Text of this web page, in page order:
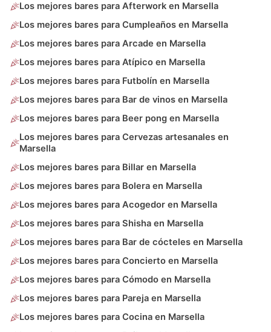
Los mejores bares para Afterwork en Marsella
Los mejores bares para Cumpleaños en Marsella
Los mejores bares para Arcade en Marsella
Los mejores bares para Atípico en Marsella
Los mejores bares para Futbolín en Marsella
Los mejores bares para Bar de vinos en Marsella
Los mejores bares para Beer pong en Marsella
Los mejores bares para Cervezas artesanales en
Marsella
Los mejores bares para Billar en Marsella
Los mejores bares para Bolera en Marsella
Los mejores bares para Acogedor en Marsella
Los mejores bares para Shisha en Marsella
Los mejores bares para Bar de cócteles en Marsella
Los mejores bares para Concierto en Marsella
Los mejores bares para Cómodo en Marsella
Los mejores bares para Pareja en Marsella
Los mejores bares para Cocina en Marsella